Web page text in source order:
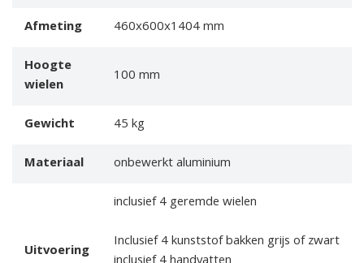
Afmeting
460x600x1404 mm
Hoogte
wielen
100 mm
Gewicht
45 kg
Materiaal
onbewerkt aluminium
Uitvoering
inclusief 4 geremde wielen
Inclusief 4 kunststof bakken grijs of zwart